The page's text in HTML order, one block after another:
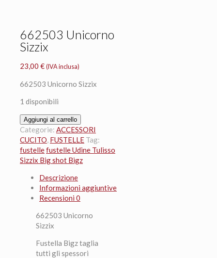
662503 Unicorno
Sizzix
23,00 € (IVA inclusa)
662503 Unicorno Sizzix
1 disponibili
662503
Unicorno
Sizzix
quantità
Aggiungi al carrello
Categorie: ACCESSORI
CUCITO, FUSTELLE Tag:
fustellefustelle Udine Tulisso
Sizzix Big shot Bigz
Descrizione
Informazioni aggiuntive
Recensioni 0
662503 Unicorno
Sizzix
Fustella Bigz taglia
tutti gli spessori